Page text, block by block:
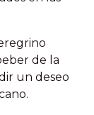
de la
un deseo